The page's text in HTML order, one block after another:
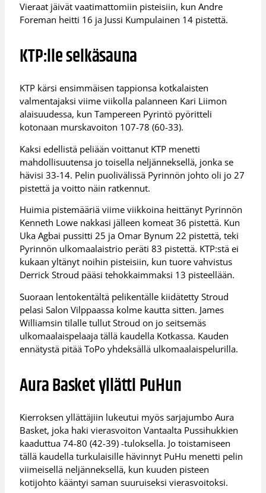
Vieraat jäivät vaatimattomiin pisteisiin, kun Andre
Foreman heitti 16 ja Jussi Kumpulainen 14 pistettä.
KTP:lle selkäsauna
KTP kärsi ensimmäisen tappionsa kotkalaisten
valmentajaksi viime viikolla palanneen Kari Liimon
alaisuudessa, kun Tampereen Pyrintö pyöritteli
kotonaan murskavoiton 107-78 (60-33).
Kaksi edellistä peliään voittanut KTP menetti
mahdollisuutensa jo toisella neljänneksellä, jonka se
hävisi 33-14. Pelin puolivälissä Pyrinnön johto oli jo 27
pistettä ja voitto näin ratkennut.
Huimia pistemääriä viime viikkoina heittänyt Pyrinnön
Kenneth Lowe nakkasi jälleen komeat 36 pistettä. Kun
Uka Agbai pussitti 25 ja Omar Bynum 22 pistettä, teki
Pyrinnön ulkomaalaistrio peräti 83 pistettä. KTP:stä ei
kukaan yltänyt noihin pisteisiin, kun tuore vahvistus
Derrick Stroud pääsi tehokkaimmaksi 13 pisteellään.
Suoraan lentokentältä pelikentälle kiidätetty Stroud
pelasi Salon Vilppaassa kolme kautta sitten. James
Williamsin tilalle tullut Stroud on jo seitsemäs
ulkomaalaispelaaja tällä kaudella Kotkassa. Kauden
ennätystä pitää ToPo yhdeksällä ulkomaalaispelurilla.
Aura Basket yllätti PuHun
Kierroksen yllättäjiin lukeutui myös sarjajumbo Aura
Basket, joka haki vierasvoiton Vantaalta Pussihukkien
kaaduttua 74-80 (42-39) -tuloksella. Jo toistamiseen
tällä kaudella turkulaisille hävinnyt PuHu menetti pelin
viimeisellä neljänneksellä, kun kuuden pisteen
kotijohto kääntyi saman suuruiseksi vierasvoitoksi.